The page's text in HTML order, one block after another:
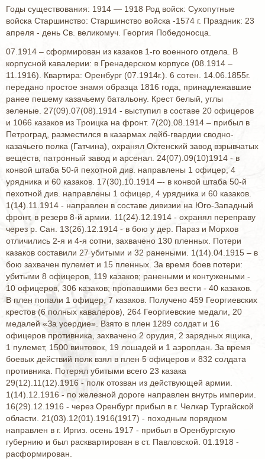
Годы существования: 1914 — 1918 Род войск: Сухопутные
войска Старшинство: Старшинство войска -1574 г. Праздник: 23
апреля - день Св. великомуч. Георгия Победоносца.
07.1914 – сформирован из казаков 1-го военного отдела. В
корпусной кавалерии: в Гренадерском корпусе (08.1914 –
11.1916). Квартира: Оренбург (07.1914г.). 6 сотен. 14.06.1855г.
передано простое знамя образца 1816 года, принадлежавшие
ранее пешему казачьему батальону. Крест белый, углы
зеленые. 27(09).07(08).1914 - выступил в составе 20 офицеров
и 1066 казаков из Троицка на фронт. 7(20).08.1914 – прибыл в
Петроград, разместился в казармах лейб-гвардии сводно-
казачьего полка (Гатчина), охранял Охтенский завод взрывчатых
веществ, патронный завод и арсенал. 24(07).09(10)1914 - в
конвой штаба 50-й пехотной див. направлены 1 офицер, 4
урядника и 60 казаков. 17(30).10.1914 –- в конвой штаба 50-й
пехотной див. направлены 1 офицер, 4 урядника и 60 казаков.
1(14).11.1914 - направлен в составе дивизии на Юго-Западный
фронт, в резерв 8-й армии. 11(24).12.1914 - охранял переправу
через р. Сан. 13(26).12.1914 - в бою у дер. Параз и Морхов
отличились 2-я и 4-я сотни, захвачено 130 пленных. Потери
казаков составили 27 убитыми и 32 ранеными. 1(14).04.1915 – в
бою захвачен пулемет и 15 пленных. За время боев потери:
убитыми 8 офицеров, 119 казаков; ранеными и контужеными -
10 офицеров, 306 казаков; пропавшими без вести - 40 казаков.
В плен попали 1 офицер, 7 казаков. Получено 459 Георгиевских
крестов (6 полных кавалеров), 264 Георгиевские медали, 20
медалей «За усердие». Взято в плен 1289 солдат и 16
офицеров противника, захвачено 2 орудия, 2 зарядных ящика,
1 пулемет, 1500 винтовок, 19 лошадей и 1 аэроплан. За время
боевых действий полк взял в плен 5 офицеров и 832 солдата
противника. Потерял убитыми всего 23 казака
29(12).11(12).1916 - полк отозван из действующей армии.
1(14).12.1916 - по железной дороге направлен внутрь империи.
16(29).12.1916 - через Оренбург прибыл в г. Челкар Тургайской
области. 21(03).12(01).1916(1917) - походным порядком
направлен в г. Иргиз. осень 1917 - прибыл в Оренбургскую
губернию и был расквартирован в ст. Павловской. 01.1918 -
расформирован.